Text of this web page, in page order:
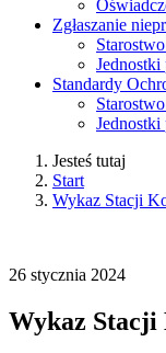
Zgłaszanie
Jednostki
Standardy
Jednostki
Jesteś tutaj
Start
Wykaz Stacji
26 stycznia 2024
Wykaz